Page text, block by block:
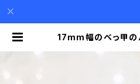
17mm幅のべっ甲